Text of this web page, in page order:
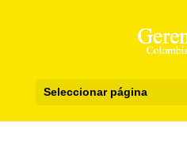
Seleccionar página